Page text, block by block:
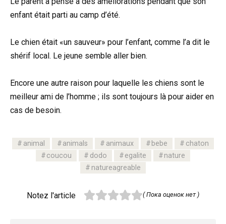
enfant était parti au camp d’été.
Le chien était «un sauveur» pour l’enfant, comme l’a dit le
shérif local. Le jeune semble aller bien.
Encore une autre raison pour laquelle les chiens sont le
meilleur ami de l’homme ; ils sont toujours là pour aider en
cas de besoin.
animal animals animaux bebe
chaton
coucou
dodo egalite
nature
natureagreable
Notez l'article ( Пока оценок нет )